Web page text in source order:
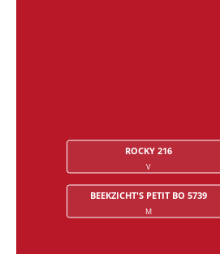
ROCKY 216
V
BEEKZICHT'S PETIT BO 5739
M